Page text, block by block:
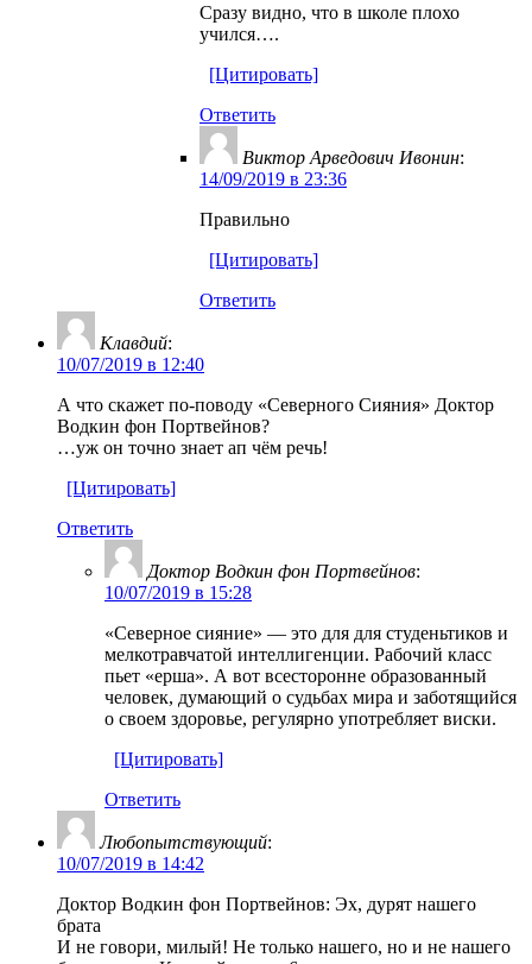
Сразу видно, что в школе плохо
учился….
[Цитировать]
Ответить
Виктор Арведович Ивонин:
14/09/2019 в 23:36
Правильно
[Цитировать]
Ответить
Клавдий:
10/07/2019 в 12:40
А что скажет по-поводу «Северного Сияния» Доктор
Водкин фон Портвейнов?
…уж он точно знает ап чём речь!
[Цитировать]
Ответить
Доктор Водкин фон Портвейнов:
10/07/2019 в 15:28
«Северное сияние» — это для для студеньтиков и
мелкотравчатой интеллигенции. Рабочий класс
пьет «ерша». А вот всесторонне образованный
человек, думающий о судьбах мира и заботящийся
о своем здоровье, регулярно употребляет виски.
[Цитировать]
Ответить
Любопытствующий:
10/07/2019 в 14:42
Доктор Водкин фон Портвейнов: Эх, дурят нашего
брата
И не говори, милый! Не только нашего, но и не нашего